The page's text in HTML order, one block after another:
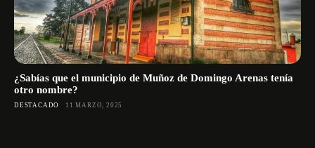
¿Sabías que el municipio de Muñoz de Domingo Arenas tenía
otro nombre?
DESTACADO 11 MARZO, 2025